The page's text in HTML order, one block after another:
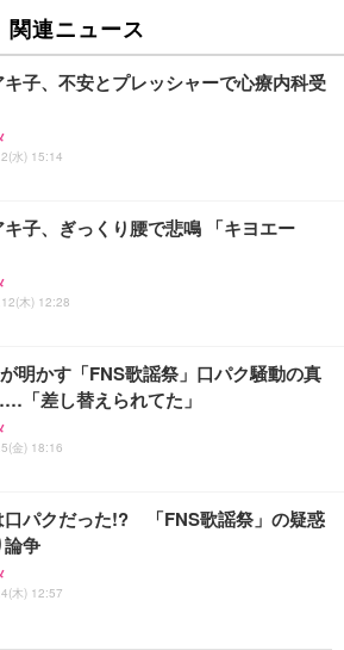
関連ニュース
子、不安とプレッシャーで心療内科受
水) 15:14
子、ぎっくり腰で悲鳴 「キヨエー
木) 12:28
明かす「FNS歌謡祭」口パク騒動の真
「差し替えられてた」
金) 18:16
口パクだった!? 「FNS歌謡祭」の疑惑
争
木) 12:57